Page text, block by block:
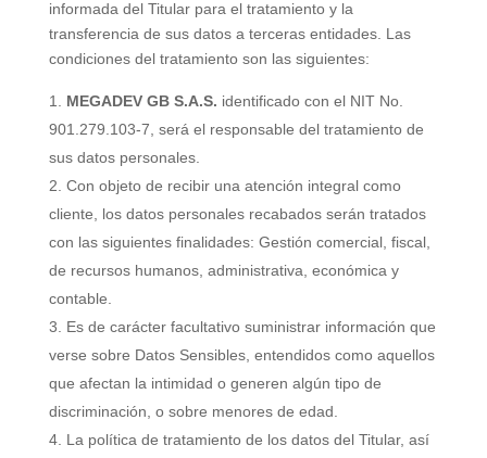
informada del Titular para el tratamiento y la
transferencia de sus datos a terceras entidades. Las
condiciones del tratamiento son las siguientes:
MEGADEV GB S.A.S. identificado con el NIT No.
901.279.103-7, será el responsable del tratamiento de
sus datos personales.
Con objeto de recibir una atención integral como
cliente, los datos personales recabados serán tratados
con las siguientes finalidades: Gestión comercial, fiscal,
de recursos humanos, administrativa, económica y
contable.
Es de carácter facultativo suministrar información que
verse sobre Datos Sensibles, entendidos como aquellos
que afectan la intimidad o generen algún tipo de
discriminación, o sobre menores de edad.
La política de tratamiento de los datos del Titular, así